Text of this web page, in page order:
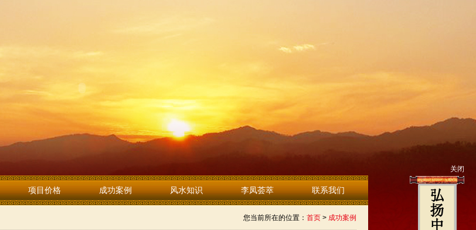
项目价格 成功案例 风水知识 李凤荟萃 联系我们
您当前所在的位置： 首页> 成功案例
关闭